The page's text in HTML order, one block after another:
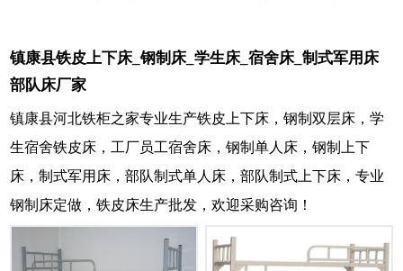
镇康县铁皮上下床_钢制床_学生床_宿舍床_制式军用床
部队床厂家
镇康县河北铁柜之家专业生产铁皮上下床，钢制双层床，学
生宿舍铁皮床，工厂员工宿舍床，钢制单人床，钢制上下
床，制式军用床，部队制式单人床，部队制式上下床，专业
钢制床定做，铁皮床生产批发，欢迎采购咨询！